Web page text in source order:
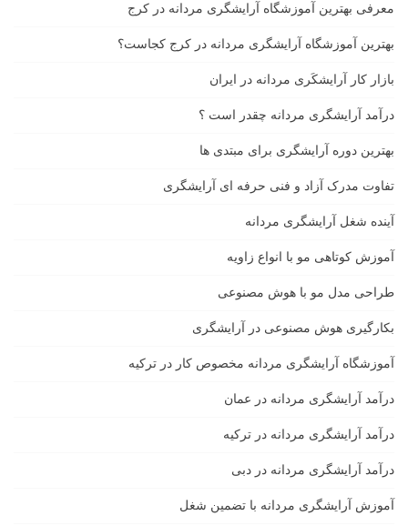
معرفی بهترین آموزشگاه آرایشگری مردانه در کرج
بهترین آموزشگاه آرایشگری مردانه در کرج کجاست؟
بازار كار آرايشكَرى مردانه در ايران
درآمد آرایشگری مردانه چقدر است ؟
بهترین دوره آرایشگری برای مبتدی ها
تفاوت مدرک آزاد و فنی حرفه ای آرایشگری
آینده شغل آرایشگری مردانه
آموزش کوتاهی مو با انواع زاویه
طراحی مدل مو با هوش مصنوعی
بکارگیری هوش مصنوعی در آرایشگری
آموزشگاه آرایشگری مردانه مخصوص کار در ترکیه
درآمد آرایشگری مردانه در عمان
درآمد آرایشگری مردانه در ترکیه
درآمد آرایشگری مردانه در دبی
آموزش آرایشگری مردانه با تضمین شغل